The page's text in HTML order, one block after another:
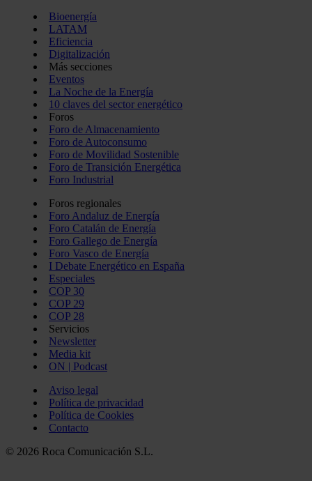
Bioenergía
LATAM
Eficiencia
Digitalización
Más secciones
Eventos
La Noche de la Energía
10 claves del sector energético
Foros
Foro de Almacenamiento
Foro de Autoconsumo
Foro de Movilidad Sostenible
Foro de Transición Energética
Foro Industrial
Foros regionales
Foro Andaluz de Energía
Foro Catalán de Energía
Foro Gallego de Energía
Foro Vasco de Energía
I Debate Energético en España
Especiales
COP 30
COP 29
COP 28
Servicios
Newsletter
Media kit
ON | Podcast
Aviso legal
Política de privacidad
Política de Cookies
Contacto
© 2026 Roca Comunicación S.L.